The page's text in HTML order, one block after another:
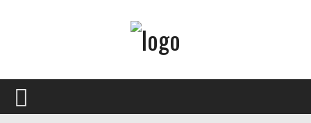
PORTADA